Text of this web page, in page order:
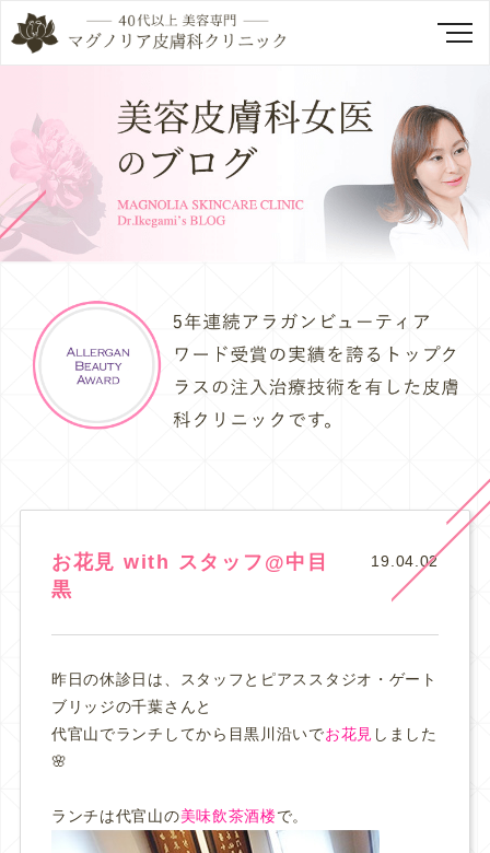
お花見 with スタッフ@中目
黒
19.04.02
昨日の休診日は、スタッフとピアススタジオ・ゲート
ブリッジの千葉さんと
代官山でランチしてから目黒川沿いでお花見 しました
🌸
ランチは代官山の美味飲茶酒楼で。